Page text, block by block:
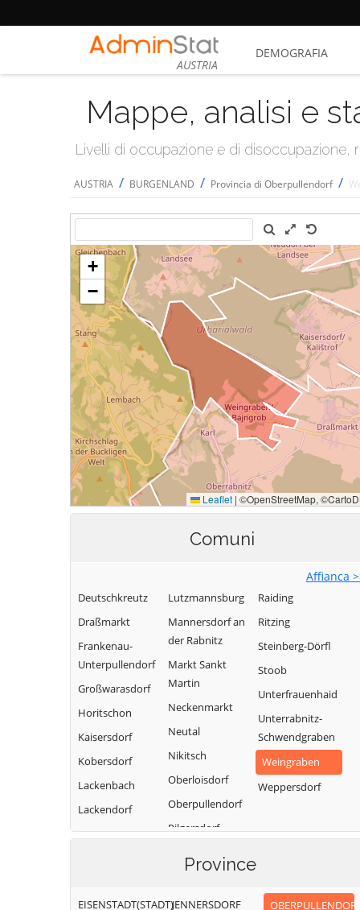
AUSTRIA
DEMOGRAFIA
Mappe, analisi e
Livelli di occupazione e di
AUSTRIA / BURGENLAND / Provincia di Oberpullendorf /
Comuni
Affianca
Deutschkreutz
Draßmarkt
Frankenau-
Unterpullendorf
Großwarasdorf
Horitschon
Kaisersdorf
Kobersdorf
Lackenbach
Lackendorf
Lockenhaus
Lutzmannsburg
Mannersdorf an
der Rabnitz
Markt Sankt
Martin
Neckenmarkt
Neutal
Nikitsch
Oberloisdorf
Oberpullendorf
Pilgersdorf
Raiding
Ritzing
Steinberg-Dörfl
Stoob
Unterfrauenhaid
Unterrabnitz-
Schwendgraben
Weingraben
Weppersdorf
Province
EISENSTADT(STADT)JENNERSDORF